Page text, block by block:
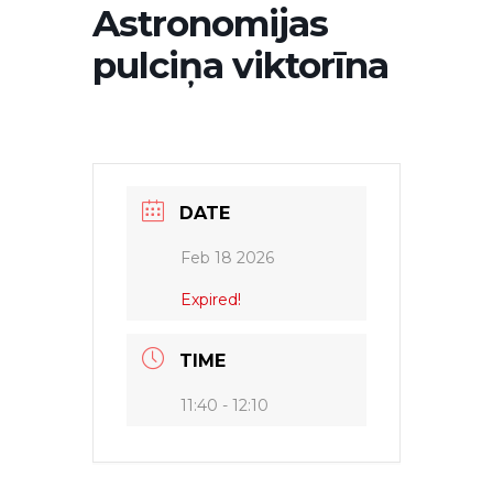
Astronomijas
pulciņa viktorīna
DATE
Feb 18 2026
Expired!
TIME
11:40 - 12:10